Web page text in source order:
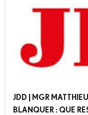
JDD | MGR
BLANQUER : QUE